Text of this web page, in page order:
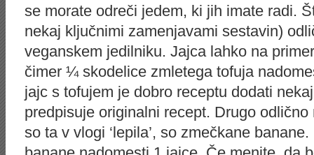
se morate odreči jedem, ki jih imate radi.
nekaj ključnimi zamenjavami sestavin)
veganskem jedilniku. Jajca lahko na
čimer ¼ skodelice zmletega tofuja
jajc s tofujem je dobro receptu dodati
predpisuje originalni recept. Drugo
so ta v vlogi ‘lepila’, so zmečkane